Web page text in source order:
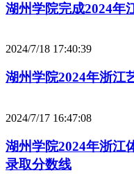
湖州学院完成2024年
2024/7/18 17:40:39
湖州学院2024年浙江
2024/7/17 16:47:08
湖州学院2024年浙江
录取分数线